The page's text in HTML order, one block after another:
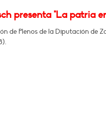
presenta "La patria
de Plenos de la Diputación de